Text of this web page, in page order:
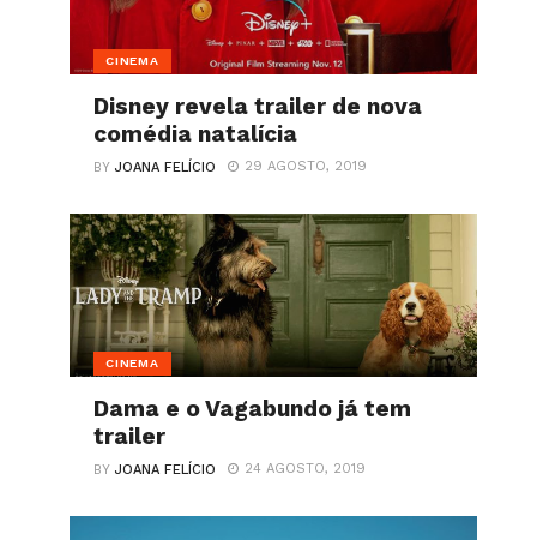
CINEMA
Disney revela trailer de nova
comédia natalícia
BYJOANA FELÍCIO 29 AGOSTO, 2019
CINEMA
Dama e o Vagabundo já tem
trailer
BYJOANA FELÍCIO 24 AGOSTO, 2019